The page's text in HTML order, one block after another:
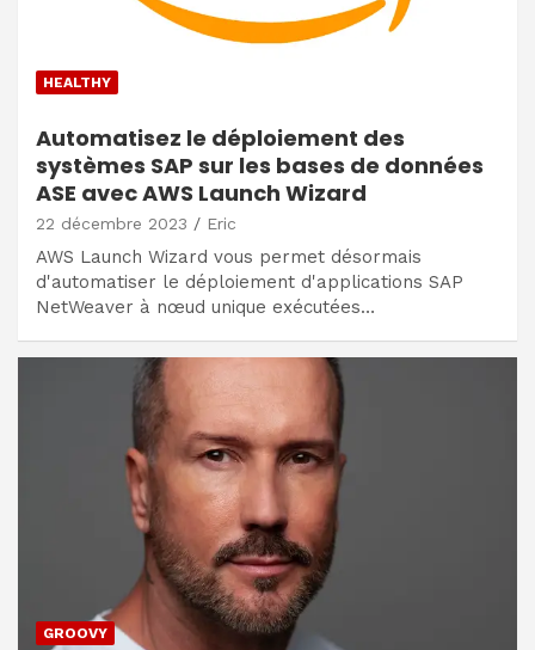
HEALTHY
Automatisez le déploiement des
systèmes SAP sur les bases de données
ASE avec AWS Launch Wizard
22 décembre 2023 Eric
AWS Launch Wizard vous permet désormais
d'automatiser le déploiement d'applications SAP
NetWeaver à nœud unique exécutées…
GROOVY